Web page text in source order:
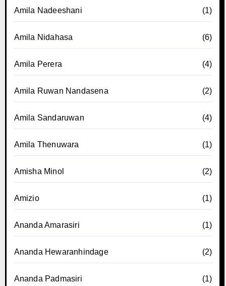
Amila Nadeeshani (1)
Amila Nidahasa (6)
Amila Perera (4)
Amila Ruwan Nandasena (2)
Amila Sandaruwan (4)
Amila Thenuwara (1)
Amisha Minol (2)
Amizio (1)
Ananda Amarasiri (1)
Ananda Hewaranhindage (2)
Ananda Padmasiri (1)